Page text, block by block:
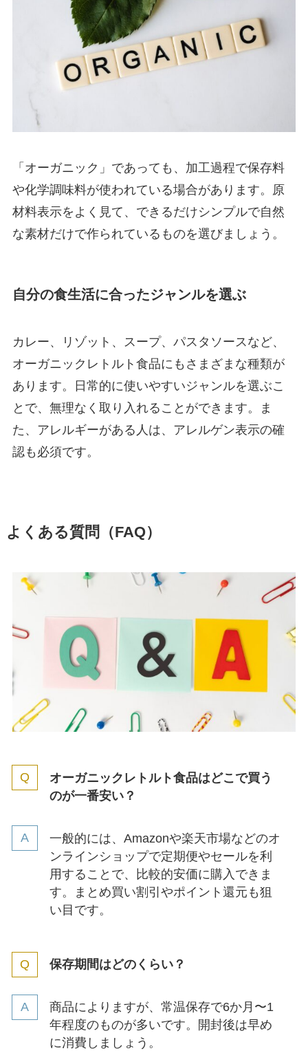
「オーガニック」であっても、加工過程で保存料
や化学調味料が使われている場合があります。原
材料表示をよく見て、できるだけシンプルで自然
な素材だけで作られているものを選びましょう。
自分の食生活に合ったジャンルを選ぶ
カレー、リゾット、スープ、パスタソースなど、
オーガニックレトルト食品にもさまざまな種類が
あります。日常的に使いやすいジャンルを選ぶこ
とで、無理なく取り入れることができます。ま
た、アレルギーがある人は、アレルゲン表示の確
認も必須です。
よくある質問（FAQ）
オーガニックレトルト食品はどこで買う
のが一番安い？
一般的には、Amazonや楽天市場などのオ
ンラインショップで定期便やセールを利
用することで、比較的安価に購入できま
す。まとめ買い割引やポイント還元も狙
い目です。
保存期間はどのくらい？
商品によりますが、常温保存で6か月〜1
年程度のものが多いです。開封後は早め
に消費しましょう。